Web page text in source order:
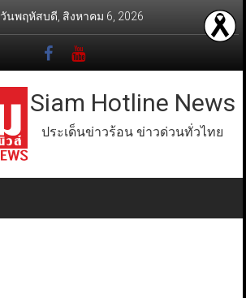
วันพฤหัสบดี, สิงหาคม 6, 2026
Siam Hotline News
ประเด็นข่าวร้อน ข่าวด่วนทั่วไทย